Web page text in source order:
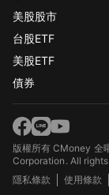
美股股市
台股ETF
美股ETF
債券
版權所有 CMoney
Corporation. All
隱私條款
使用條款